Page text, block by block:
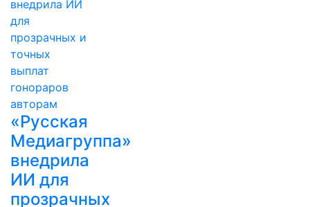
«Русская
Медиагруппа»
внедрила
ИИ для
прозрачных